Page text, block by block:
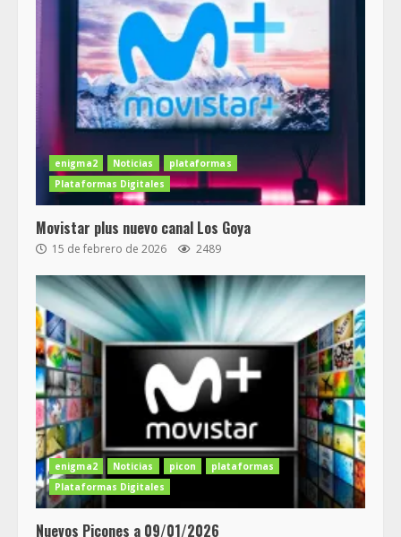
enigma2 Noticias
plataformas
Plataformas Digitales
Movistar plus nuevo canal Los Goya
15 de febrero de 2026 2489
enigma2 Noticias picon
plataformas
Plataformas Digitales
Nuevos Picones a 09/01/2026